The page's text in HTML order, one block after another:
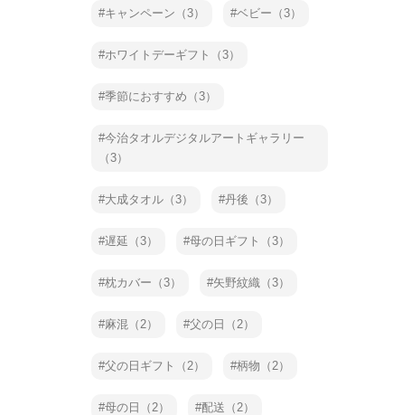
キャンペーン（3） ベビー（3）
ホワイトデーギフト（3）
季節におすすめ（3）
今治タオルデジタルアートギャラリー
（3）
大成タオル（3） 丹後（3）
遅延（3） 母の日ギフト（3）
枕カバー（3） 矢野紋織（3）
麻混（2） 父の日（2）
父の日ギフト（2） 柄物（2）
母の日（2） 配送（2）